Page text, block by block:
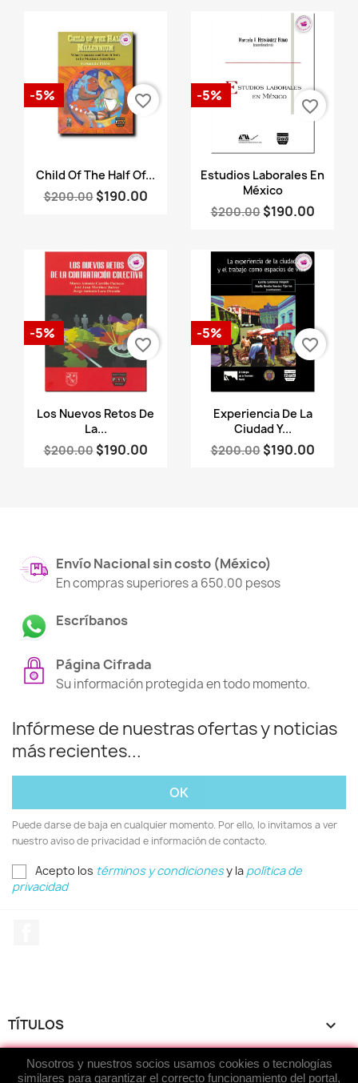
Vista rápida
Child Of The Half Of...
$200.00 $190.00
-5% favorite_border
Vista rápida
Estudios Laborales En
México
$200.00 $190.00
-5%
favorite_border
Vista rápida
Los Nuevos Retos De
La...
$200.00 $190.00
-5%
favorite_border
Vista rápida
Experiencia De La
Ciudad Y...
$200.00 $190.00
-5%
favorite_border
Envío Nacional sin costo (México)
En compras superiores a 650.00 pesos
Escríbanos
Página Cifrada
Su información protegida en todo momento.
Infórmese de nuestras ofertas y noticias
más recientes...
Puede darse de baja en cualquier momento. Por ello, lo invitamos a ver
nuestro aviso de privacidad e información de contacto.
Acepto los términos y condicionesy la política de
privacidad
TÍTULOS 
ACERCA DE... 
Nosotros y nuestros socios usamos cookies o tecnologías
similares para garantizar el correcto funcionamiento del portal,